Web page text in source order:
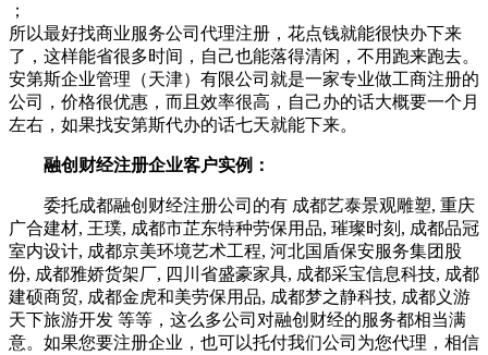
；
所以最好找商业服务公司代理注册，花点钱就能很快办下来
了，这样能省很多时间，自己也能落得清闲，不用跑来跑去。
安第斯企业管理（天津）有限公司就是一家专业做工商注册的
公司，价格很优惠，而且效率很高，自己办的话大概要一个月
左右，如果找安第斯代办的话七天就能下来。
融创财经注册企业客户实例：
委托成都融创财经注册公司的有 成都艺泰景观雕塑, 重庆
广合建材, 王璞, 成都市芷东特种劳保用品, 璀璨时刻, 成都品冠
室内设计, 成都京美环境艺术工程, 河北国盾保安服务集团股
份, 成都雅娇货架厂, 四川省盛豪家具, 成都采宝信息科技, 成都
建硕商贸, 成都金虎和美劳保用品, 成都梦之静科技, 成都义游
天下旅游开发 等等，这么多公司对融创财经的服务都相当满
意。如果您要注册企业，也可以托付我们公司为您代理，相信